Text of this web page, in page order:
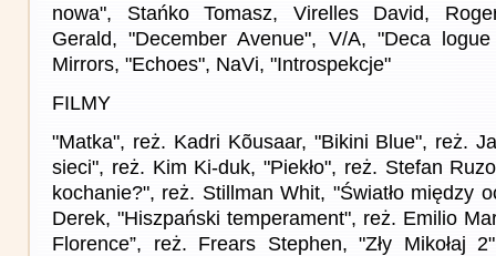
nowa", Stańko Tomasz, Virelles David,
Gerald, "December Avenue", V/A, "Deca
Mirrors, "Echoes", NaVi, "Introspekcje"
FILMY
"Matka", reż. Kadri Kõusaar, "Bikini Blue", reż.
sieci", reż. Kim Ki-duk, "Piekło", reż. Stefan
kochanie?", reż. Stillman Whit, "Światło między
Derek, "Hiszpański temperament", reż. Emilio
Florence”, reż. Frears Stephen, "Zły Mikołaj